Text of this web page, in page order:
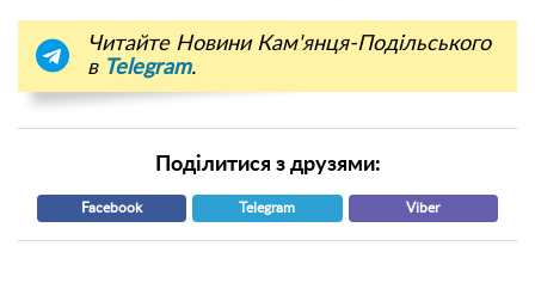
Читайте Новини Кам'янця-Подільського
в Telegram.
Поділитися з друзями:
Facebook Telegram Viber